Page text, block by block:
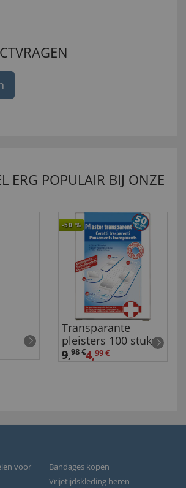
ERG POPULAIR BIJ ONZE
-50 %
Transparante
pleisters 100 stuks
9,98 €4,99 €
voor
Bandages kopen
Vrijetijdskleding heren